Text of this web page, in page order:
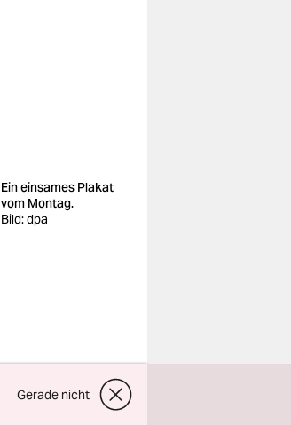
Ein einsames Plakat
vom Montag.
Bild: dpa
Gerade nicht